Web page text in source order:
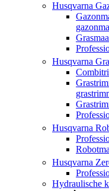
Husqvarna
Husqvarna
Husqvarna
Husqvarna
Hydraulische